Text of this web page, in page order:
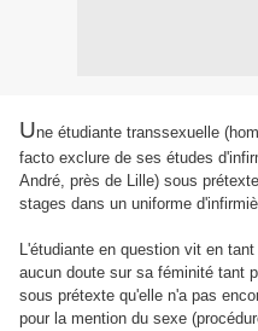
Une étudiante transsexuelle
facto exclure de ses études
André, près de Lille) sous
stages dans un uniforme
L'étudiante en question vit en
aucun doute sur sa féminité tant
sous prétexte qu'elle n'a pas
pour la mention du sexe